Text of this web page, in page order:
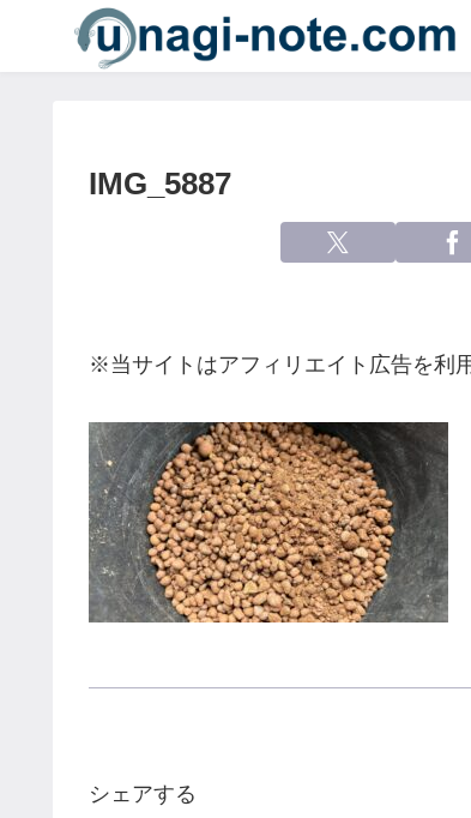
IMG_5887
※当サイトはアフィリエイト広告を利
シェアする